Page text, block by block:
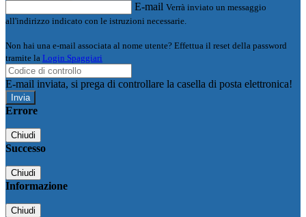
E-mail Verrà inviato un messaggio
all'indirizzo indicato con le istruzioni necessarie.
Non hai una e-mail associata al nome utente? Effettua il reset della password
tramite la Login Spaggiari
E-mail inviata, si prega di controllare la casella di posta elettronica!
Errore
Chiudi
Successo
Chiudi
Informazione
Chiudi